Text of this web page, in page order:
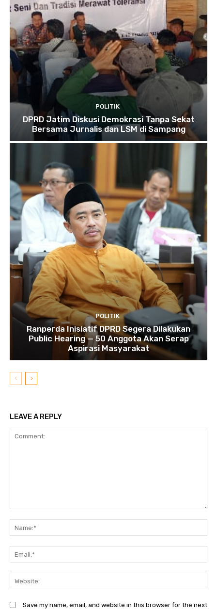
POLITIK
DPRD Jatim Diskusi Demokrasi Tanpa Sekat
Bersama Jurnalis dan LSM di Sampang
POLITIK
Ranperda Inisiatif DPRD Segera Dilakukan
Public Hearing — 50 Anggota Akan Serap
Aspirasi Masyarakat
LEAVE A REPLY
Save my name, email, and website in this browser for the next